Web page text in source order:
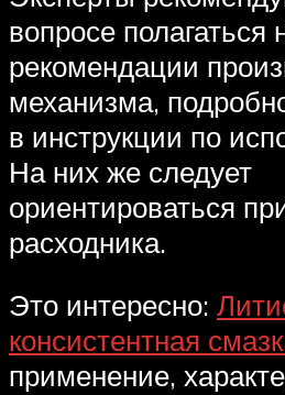
вопросе полагаться
рекомендации
механизма,
в инструкции по
На них же следует
ориентироваться
расходника.
Это интересно:
консистентная
применение,